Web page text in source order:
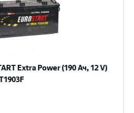
Extra Power (190 Ач, 12 V)